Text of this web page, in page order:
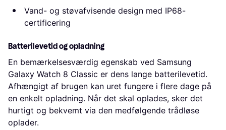
Vand- og støvafvisende design med IP68-
certificering
Batterilevetid og opladning
En bemærkelsesværdig egenskab ved Samsung
Galaxy Watch 8 Classic er dens lange batterilevetid.
Afhængigt af brugen kan uret fungere i flere dage på
en enkelt opladning. Når det skal oplades, sker det
hurtigt og bekvemt via den medfølgende trådløse
oplader.